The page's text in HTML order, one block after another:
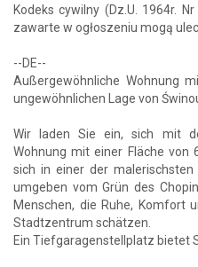
Kodeks cywilny (Dz.U. 1964r.
zawarte w ogłoszeniu mogą
--DE--
Außergewöhnliche Wohnung
ungewöhnlichen Lage von
Wir laden Sie ein, sich mit
Wohnung mit einer Fläche von
sich in einer der malerischsten
umgeben vom Grün des
Menschen, die Ruhe, Komfort
Stadtzentrum schätzen.
Ein Tiefgaragenstellplatz bietet